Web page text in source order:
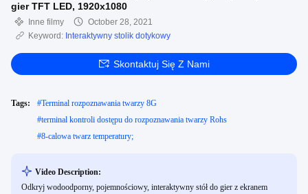
gier TFT LED, 1920x1080
Inne filmy
October 28, 2021
Keyword: Interaktywny stolik dotykowy
Skontaktuj Się Z Nami
Tags: #Terminal rozpoznawania twarzy 8G
#terminal kontroli dostępu do rozpoznawania twarzy Rohs
#8-calowa twarz temperatury;
Video Description:
Odkryj wodoodporny, pojemnościowy, interaktywny stół do gier z ekranem